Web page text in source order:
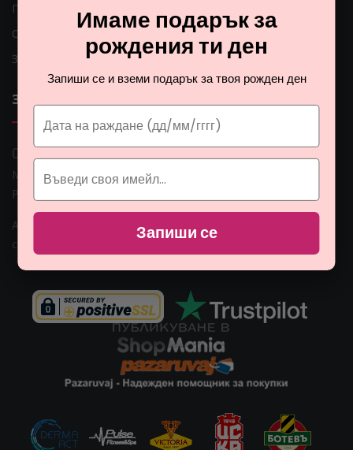
Проблеми с доставката
Общи условия
Защита на личните данни
ЗА НАС
0 888 0 66662
Монна Интернешънъл ЕООД, ЕИК: BG206774951
Раб. време: Пoн - Пет 09:00ч. - 18:00ч.
Адрес: гр. София, ул. Гео Милев 15, България
customers@monna.bg
Имаме подарък за
рождения ти ден
Запиши се и вземи подарък за твоя рожден ден
Запиши се